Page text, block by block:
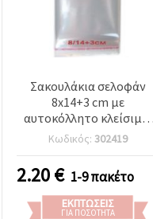
Σακουλάκια σελοφάν
8x14+3 cm με
αυτοκόλλητο κλείσιμο,
οπή ανάρτησης, πάχος
30 μm - Συσκευασία 200
Κωδικός: 302419
2.20€ 1-9 πακέτο
ΕΚΠΤΏΣΕΙΣ
ΓΙΑ ΠΟΣΌΤΗΤΑ